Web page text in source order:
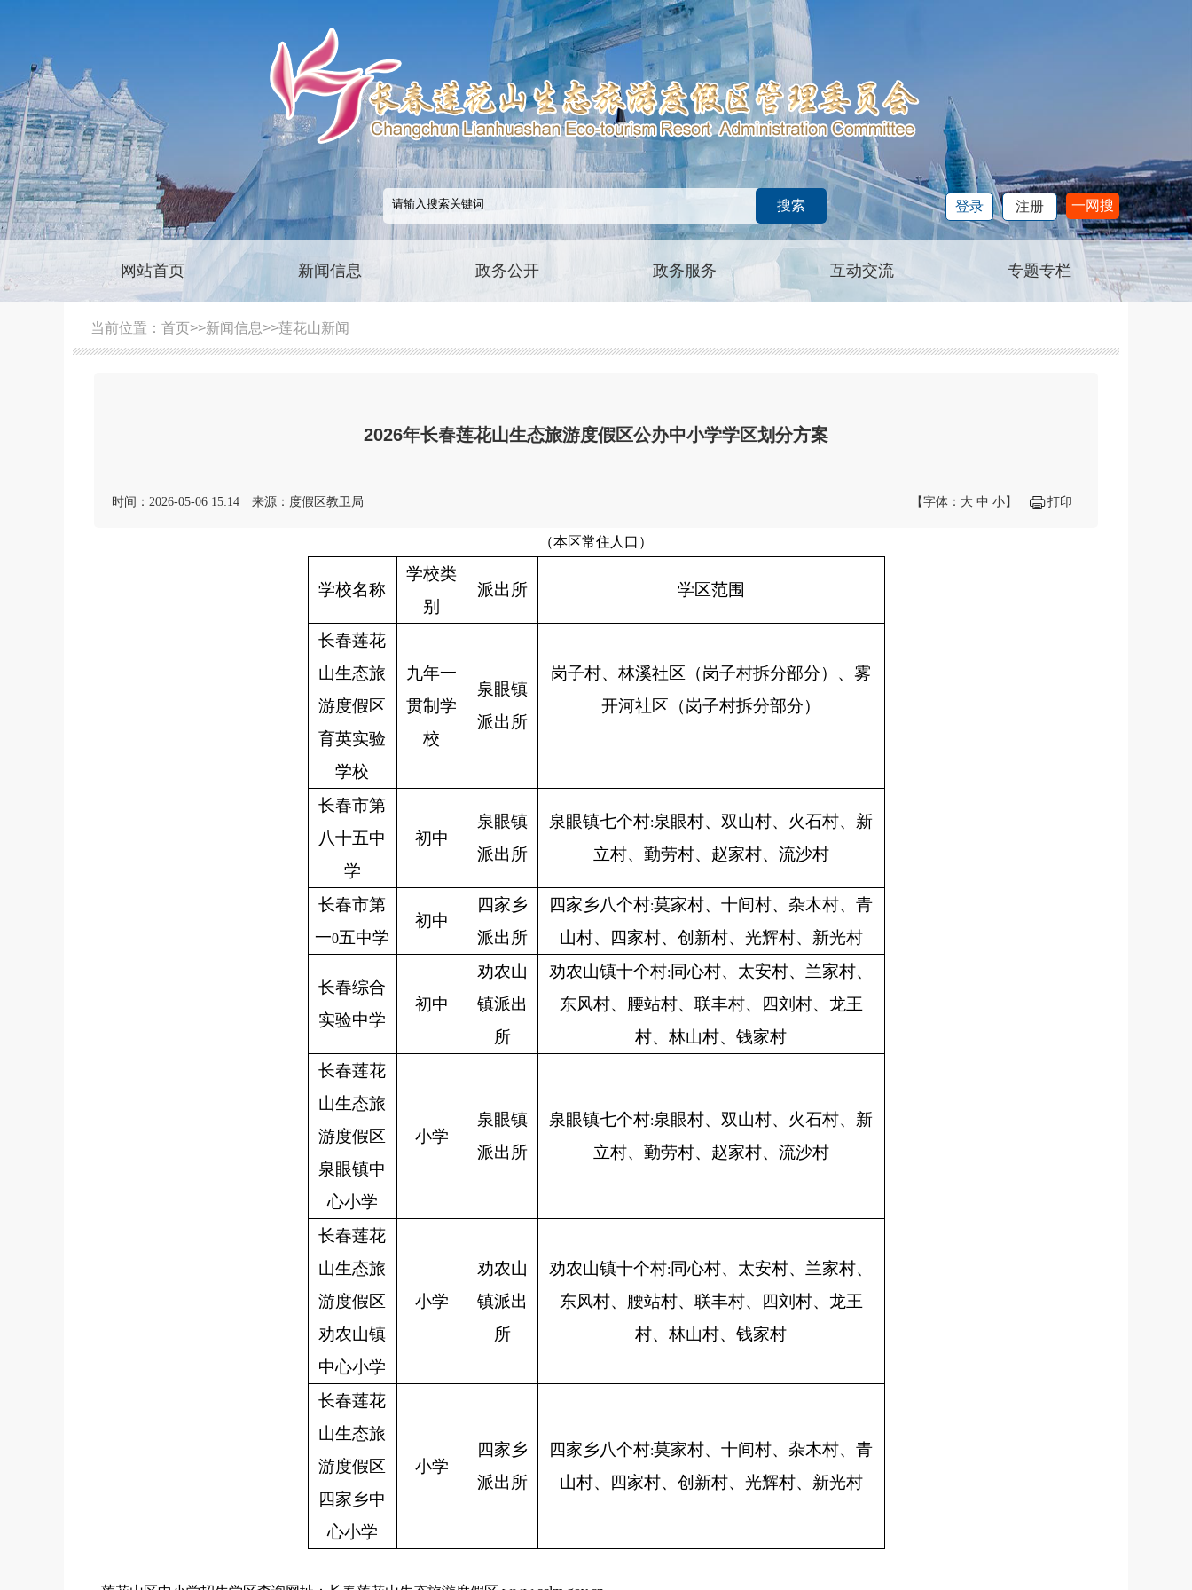
一网搜
注册
登录
网站首页 新闻信息 政务公开 政务服务 互动交流 专题专栏
当前位置： 首页>>新闻信息>>莲花山新闻
2026年长春莲花山生态旅游度假区公办中小学学区划分方案
时间：2026-05-06 15:14 来源：度假区教卫局 【字体： 大 中 小】 打印
（本区常住人口）
学校名称
学校类
别
派出所 学区范围
长春莲花
山生态旅
游度假区
育英实验
学校
九年一
贯制学
校
泉眼镇
派出所
岗子村、林溪社区（岗子村拆分部分）、雾
开河社区（岗子村拆分部分）
长春市第
八十五中
学
初中
泉眼镇
派出所
泉眼镇七个村:泉眼村、双山村、火石村、新
立村、勤劳村、赵家村、流沙村
长春市第
一0五中学
初中
四家乡
派出所
四家乡八个村:莫家村、十间村、杂木村、青
山村、四家村、创新村、光辉村、新光村
长春综合
实验中学
初中
劝农山
镇派出
所
劝农山镇十个村: 同心村、太安村、兰家村、
东风村、腰站村、联丰村、四刘村、龙王
村、林山村、钱家村
长春莲花
山生态旅
游度假区
泉眼镇中
心小学
小学
泉眼镇
派出所
泉眼镇七个村:泉眼村、双山村、火石村、新
立村、勤劳村、赵家村、流沙村
长春莲花
山生态旅
游度假区
劝农山镇
中心小学
小学
劝农山
镇派出
所
劝农山镇十个村: 同心村、太安村、兰家村、
东风村、腰站村、联丰村、四刘村、龙王
村、林山村、钱家村
长春莲花
山生态旅
游度假区
四家乡中
心小学
小学
四家乡
派出所
四家乡八个村:莫家村、十间村、杂木村、青
山村、四家村、创新村、光辉村、新光村